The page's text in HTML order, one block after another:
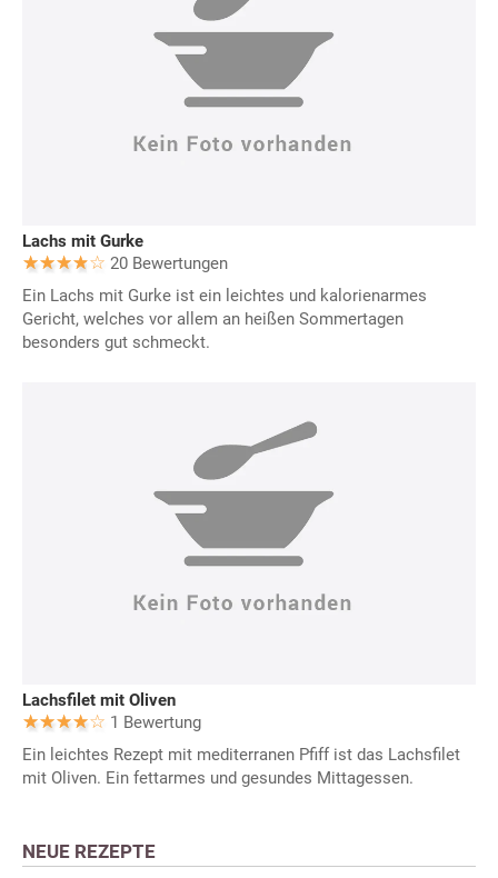
Lachs mit Gurke
20 Bewertungen
Ein Lachs mit Gurke ist ein leichtes und kalorienarmes
Gericht, welches vor allem an heißen Sommertagen
besonders gut schmeckt.
Lachsfilet mit Oliven
1 Bewertung
Ein leichtes Rezept mit mediterranen Pfiff ist das Lachsfilet
mit Oliven. Ein fettarmes und gesundes Mittagessen.
NEUE REZEPTE